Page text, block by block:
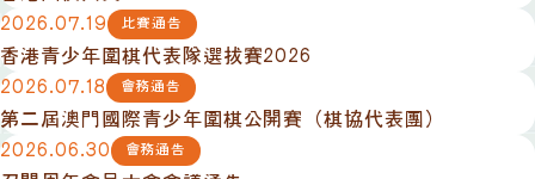
2026.07.19
比賽通告
香港青少年圍棋代表隊選拔賽2026
2026.07.18
會務通告
第二屆澳門國際青少年圍棋公開賽（棋協代表團）
2026.06.30
會務通告